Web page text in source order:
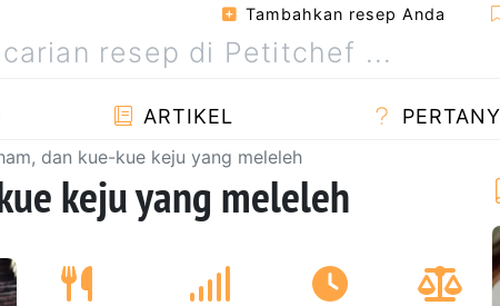
Tambahkan resep Anda
ARTIKEL
dan kue-kue keju yang meleleh
keju yang meleleh